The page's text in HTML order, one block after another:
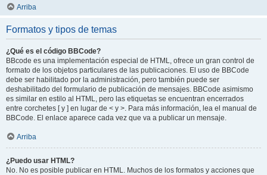
Arriba
Formatos y tipos de temas
¿Qué es el código BBCode?
BBcode es una implementación especial de HTML, ofrece un gran control de
formato de los objetos particulares de las publicaciones. El uso de BBCode
debe ser habilitado por la administración, pero también puede ser
deshabilitado del formulario de publicación de mensajes. BBCode asimismo
es similar en estilo al HTML, pero las etiquetas se encuentran encerrados
entre corchetes [ y ] en lugar de < y >. Para más información, lea el manual de
BBCode. El enlace aparece cada vez que va a publicar un mensaje.
Arriba
¿Puedo usar HTML?
No. No es posible publicar en HTML. Muchos de los formatos y acciones que